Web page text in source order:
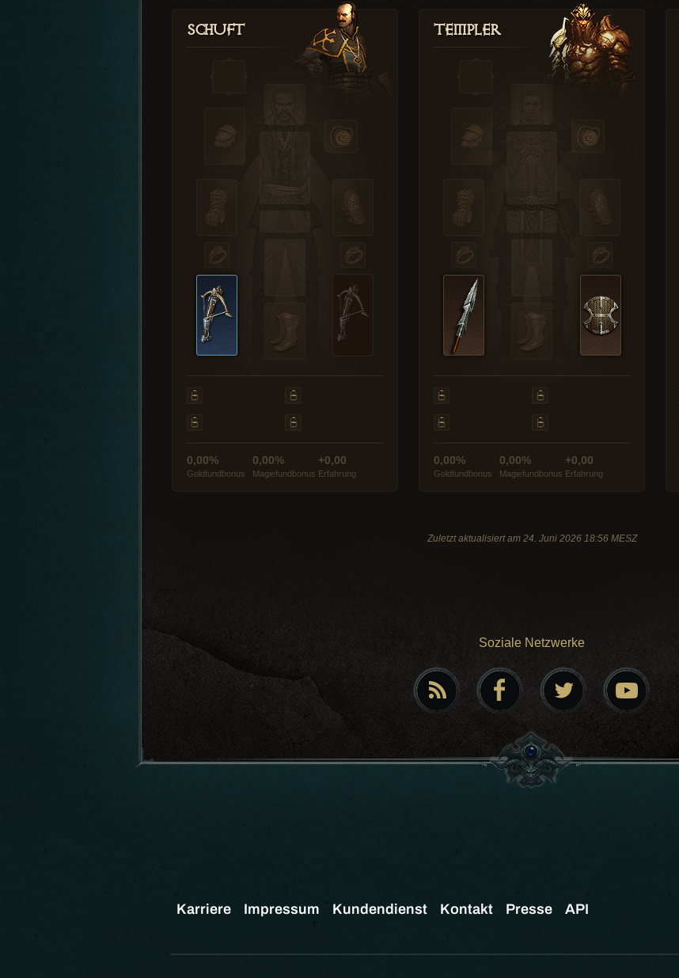
Schuft
0,00%
Goldfundbonus
0,00%
Magiefundbonus
+0,00
Erfahrung
Templer
0,00%
Goldfundbonus
0,00%
Magiefundbonus
+0,00
Erfahrung
Zuletzt aktualisiert am 24. Juni 2026 18:56 MESZ
Soziale Netzwerke